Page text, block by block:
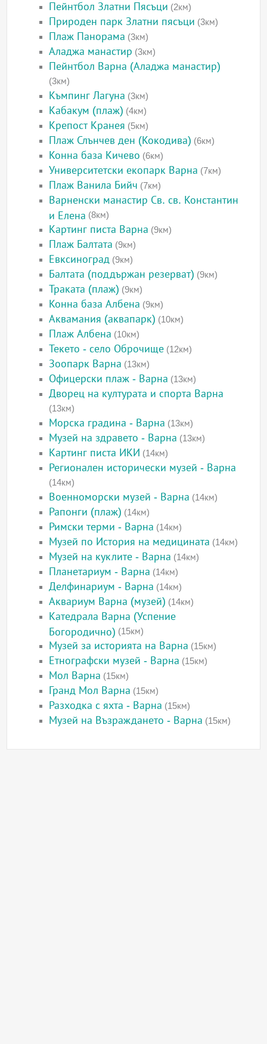
Пейнтбол Златни Пясъци (2км)
Природен парк Златни пясъци (3км)
Плаж Панорама (3км)
Аладжа манастир (3км)
Пейнтбол Варна (Аладжа манастир)
(3км)
Къмпинг Лагуна (3км)
Кабакум (плаж) (4км)
Крепост Кранея (5км)
Плаж Слънчев ден (Кокодива) (6км)
Конна база Кичево (6км)
Университетски екопарк Варна (7км)
Плаж Ванила Бийч (7км)
Варненски манастир Св. св. Константин
и Елена (8км)
Картинг писта Варна (9км)
Плаж Балтата (9км)
Евксиноград (9км)
Балтата (поддържан резерват) (9км)
Траката (плаж) (9км)
Конна база Албена (9км)
Аквамания (аквапарк) (10км)
Плаж Албена (10км)
Текето - село Оброчище (12км)
Зоопарк Варна (13км)
Офицерски плаж - Варна (13км)
Дворец на културата и спорта Варна
(13км)
Морска градина - Варна (13км)
Музей на здравето - Варна (13км)
Картинг писта ИКИ (14км)
Регионален исторически музей - Варна
(14км)
Военноморски музей - Варна (14км)
Рапонги (плаж) (14км)
Римски терми - Варна (14км)
Музей по История на медицината (14км)
Музей на куклите - Варна (14км)
Планетариум - Варна (14км)
Делфинариум - Варна (14км)
Аквариум Варна (музей) (14км)
Катедрала Варна (Успение
Богородично) (15км)
Музей за историята на Варна (15км)
Етнографски музей - Варна (15км)
Мол Варна (15км)
Гранд Мол Варна (15км)
Разходка с яхта - Варна (15км)
Музей на Възраждането - Варна (15км)